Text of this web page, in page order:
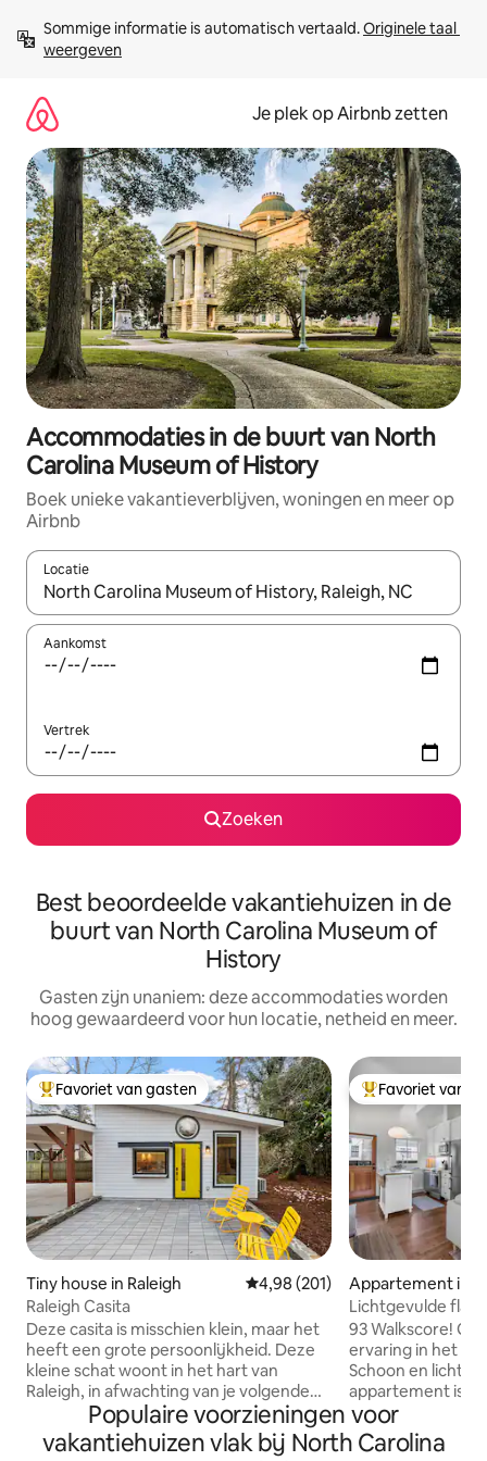
direct
naar
Sommige informatie is automatisch vertaald. Originele taal
weergeven
Je plek op Airbnb zetten
Accommodaties in de buurt van North
Carolina Museum of History
Boek unieke vakantieverblijven, woningen en meer op
Airbnb
Locatie
Wanneer er resultaten beschikbaar zijn, maak je een keuze
Aankomst
Vertrek
Zoeken
Best beoordeelde vakantiehuizen in de
buurt van North Carolina Museum of
History
Gasten zijn unaniem: deze accommodaties worden
hoog gewaardeerd voor hun locatie, netheid en meer.
Topfavoriet van gasten
Favoriet van gasten
Tiny house in Raleigh Gemiddelde beoordeling van
4,98 (201)
Raleigh Casita
Deze casita is misschien klein, maar het
heeft een grote persoonlijkheid. Deze
kleine schat woont in het hart van
Raleigh, in afwachting van je volgende
stadsavontuur. Houd er rekening mee
dat deze huurwoning in de achtertuin
van de eigenaar woont, bereikbaar via
Topfavoriet van
Favoriet van
Appartement in
Lichtgevulde flat,
Raleigh centrum
93 Walkscore!
ervaring in het
Schoon en licht
appartement is
toevluchtsoord
rusten als je niet
vaart. Speciale
Populaire voorzieningen voor
vakantiehuizen vlak bij North Carolina